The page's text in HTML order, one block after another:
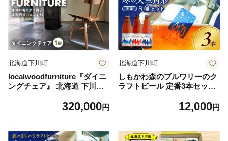
北海道下川町
localwoodfurniture『ダイニ
ングチェア』 北海道 下川町
ナチュラル 国産 椅子 chair
320,000円
北海道下川町
しもかわ森のブルワリーのク
ラフトビール 定番3本セット
ァイツェン F4G-028012,000円